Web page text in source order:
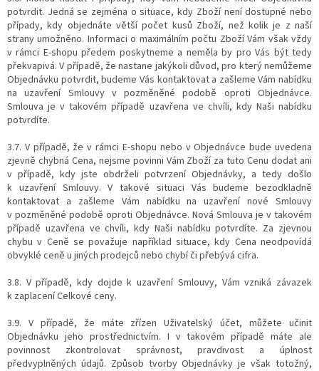
potvrdit. Jedná se zejména o situace, kdy Zboží není dostupné nebo
případy, kdy objednáte větší počet kusů Zboží, než kolik je z naší
strany umožněno. Informaci o maximálním počtu Zboží Vám však vždy
v rámci E-shopu předem poskytneme a neměla by pro Vás být tedy
překvapivá. V případě, že nastane jakýkoli důvod, pro který nemůžeme
Objednávku potvrdit, budeme Vás kontaktovat a zašleme Vám nabídku
na uzavření Smlouvy v pozměněné podobě oproti Objednávce.
Smlouva je v takovém případě uzavřena ve chvíli, kdy Naši nabídku
potvrdíte.
3.7. V případě, že v rámci E-shopu nebo v Objednávce bude uvedena
zjevně chybná Cena, nejsme povinni Vám Zboží za tuto Cenu dodat ani
v případě, kdy jste obdrželi potvrzení Objednávky, a tedy došlo
k uzavření Smlouvy. V takové situaci Vás budeme bezodkladně
kontaktovat a zašleme Vám nabídku na uzavření nové Smlouvy
v pozměněné podobě oproti Objednávce. Nová Smlouva je v takovém
případě uzavřena ve chvíli, kdy Naši nabídku potvrdíte. Za zjevnou
chybu v Ceně se považuje například situace, kdy Cena neodpovídá
obvyklé ceně u jiných prodejců nebo chybí či přebývá cifra.
3.8. V případě, kdy dojde k uzavření Smlouvy, Vám vzniká závazek
k zaplacení Celkové ceny.
3.9. V případě, že máte zřízen Uživatelský účet, můžete učinit
Objednávku jeho prostřednictvím. I v takovém případě máte ale
povinnost zkontrolovat správnost, pravdivost a úplnost
předvyplněných údajů. Způsob tvorby Objednávky je však totožný,